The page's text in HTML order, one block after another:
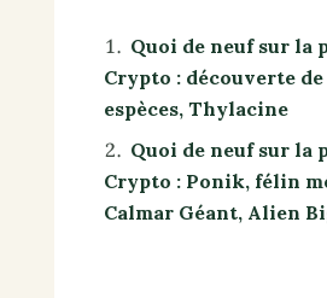
Quoi de neuf sur la
Crypto : découverte
espèces, Thylacine
Quoi de neuf sur la
Crypto : Ponik, félin
Calmar Géant, Alien